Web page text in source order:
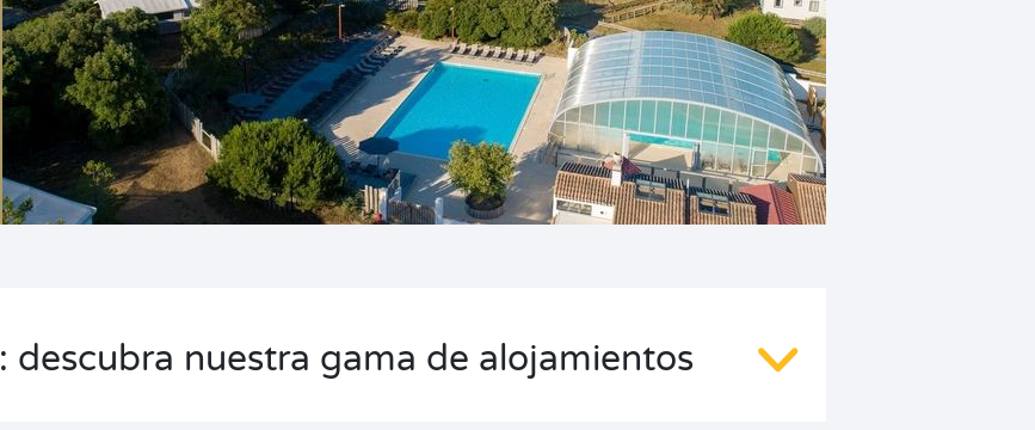
: descubra nuestra gama de alojamientos